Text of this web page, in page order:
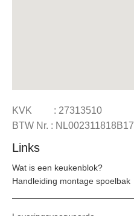
KVK : 27313510
BTW Nr. : NL002311818B17
Links
Wat is een keukenblok?
Handleiding montage spoelbak